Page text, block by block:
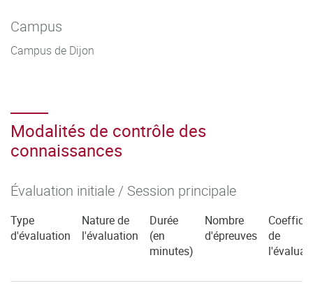
Campus
Campus de Dijon
Modalités de contrôle des
connaissances
Évaluation initiale / Session principale
Type
d'évaluation
Nature de
l'évaluation
Durée
(en
minutes)
Nombre
d'épreuves
de